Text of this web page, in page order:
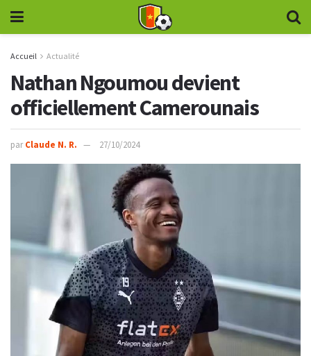
Accueil Actualité
Nathan Ngoumou devient
officiellement Camerounais
par Claude N. R. 27/10/2024